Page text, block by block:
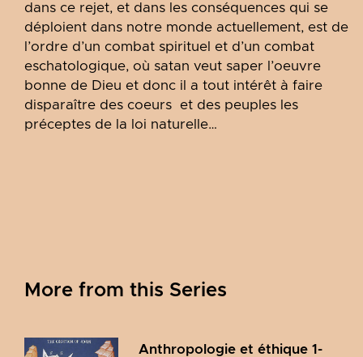
dans ce rejet, et dans les conséquences qui se
déploient dans notre monde actuellement, est de
l’ordre d’un combat spirituel et d’un combat
eschatologique, où satan veut saper l’oeuvre
bonne de Dieu et donc il a tout intérêt à faire
disparaître des coeurs et des peuples les
préceptes de la loi naturelle…
More from this Series
Anthropologie et éthique 1-